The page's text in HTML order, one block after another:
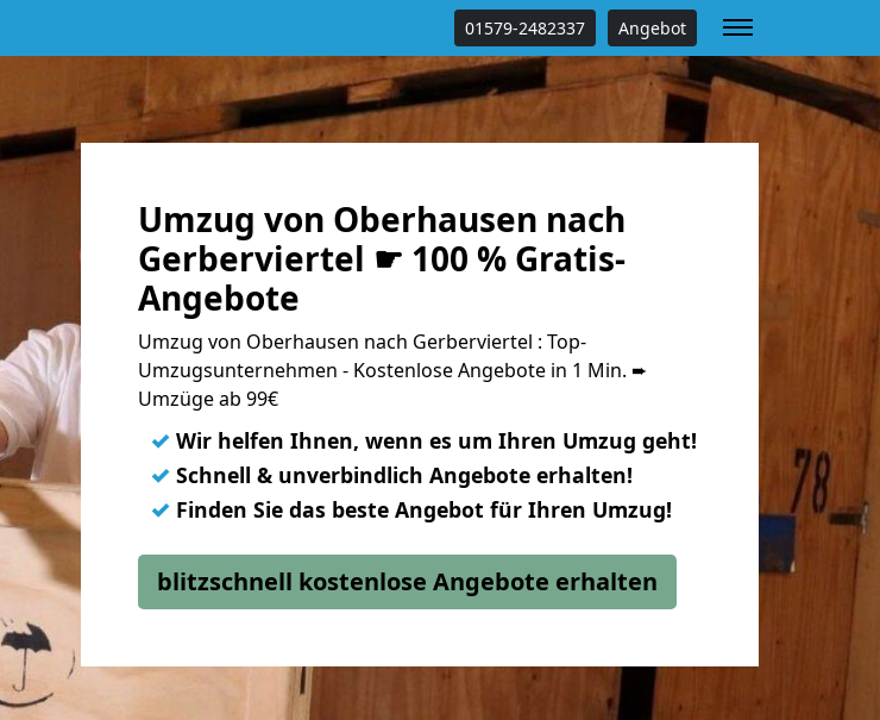
01579-2482337 Angebot
Umzug von Oberhausen nach
Gerberviertel ☛ 100 % Gratis-
Angebote
Umzug von Oberhausen nach Gerberviertel : Top-
Umzugsunternehmen - Kostenlose Angebote in 1 Min. ➨
Umzüge ab 99€
✓ Wir helfen Ihnen, wenn es um Ihren Umzug geht!
✓ Schnell & unverbindlich Angebote erhalten!
✓ Finden Sie das beste Angebot für Ihren Umzug!
blitzschnell kostenlose Angebote erhalten